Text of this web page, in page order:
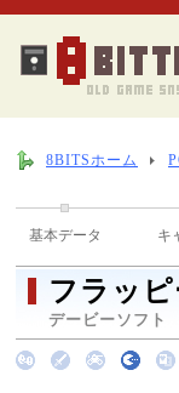
8BITSホーム
基本データ キ
フラッピ
デービーソフト